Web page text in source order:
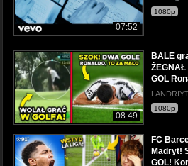
07:52
1080p
08:49
BALE
GOL
1080p
FC
Madryt!
GOL!